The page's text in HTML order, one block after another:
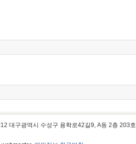
대구광역시 수성구 용학로42길9, A동 2층 203호